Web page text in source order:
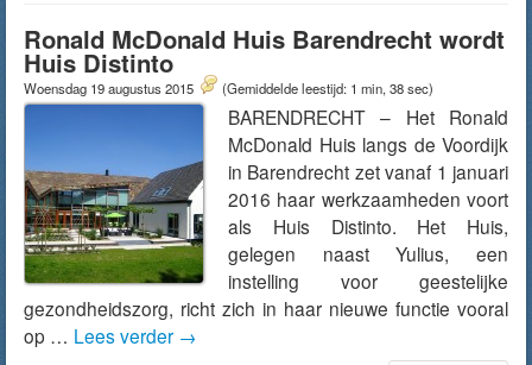
Ronald McDonald Huis Barendrecht wordt
Huis Distinto
Woensdag 19 augustus 2015 (Gemiddelde leestijd: 1 min, 38 sec)
BARENDRECHT – Het Ronald
McDonald Huis langs de Voordijk
in Barendrecht zet vanaf 1 januari
2016 haar werkzaamheden voort
als Huis Distinto. Het Huis,
gelegen naast Yulius, een
instelling voor geestelijke
gezondheidszorg, richt zich in haar nieuwe functie vooral
op … Lees verder →